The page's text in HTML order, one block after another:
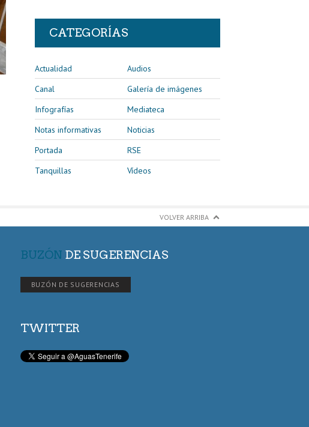
CATEGORÍAS
Actualidad
Audios
Canal
Galería de imágenes
Infografías
Mediateca
Notas informativas
Noticias
Portada
RSE
Tanquillas
Vídeos
VOLVER ARRIBA
BUZÓN DE SUGERENCIAS
BUZÓN DE SUGERENCIAS
TWITTER